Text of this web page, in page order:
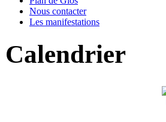
Nous contacter
Les manifestations
Calendrier